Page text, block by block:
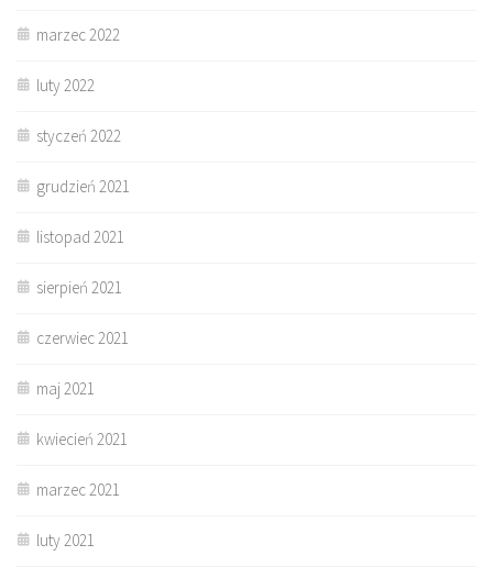
marzec 2022
luty 2022
styczeń 2022
grudzień 2021
listopad 2021
sierpień 2021
czerwiec 2021
maj 2021
kwiecień 2021
marzec 2021
luty 2021